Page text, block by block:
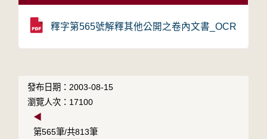
釋字第565號解釋其他公開之卷內文書_OCR
發布日期：2003-08-15
瀏覽人次：17100
◀
第565筆/共813筆